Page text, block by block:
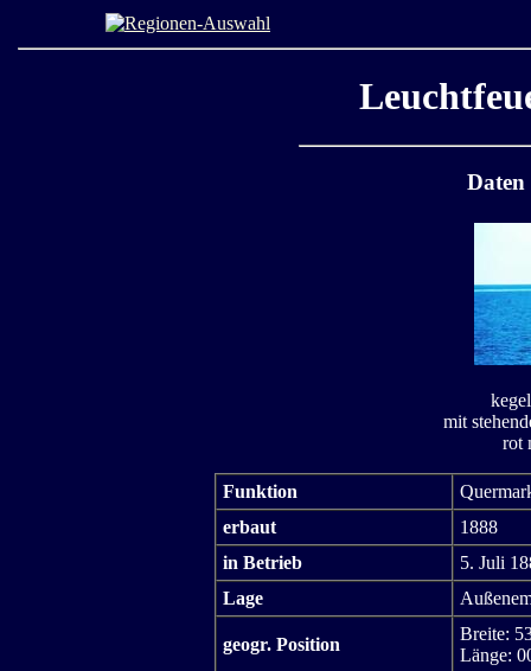
Daten
mit
rot
Funktion
erbaut
1888
in Betrieb
5. Juli
Lage
geogr. Position
Breite:
Länge: